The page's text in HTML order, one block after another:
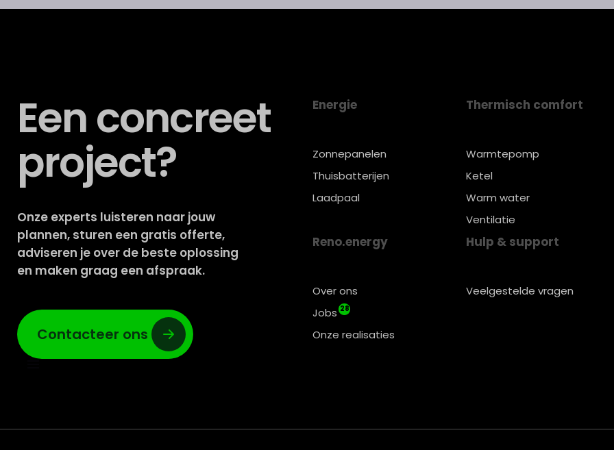
Een concreet
project?
Onze experts luisteren naar jouw
plannen, sturen een gratis offerte,
adviseren je over de beste oplossing
en maken graag een afspraak.
Contacteer ons
Energie
Zonnepanelen
Thuisbatterijen
Laadpaal
Thermisch comfort
Warmtepomp
Ketel
Warm water
Ventilatie
Reno.energy
Over ons
Jobs 28
Onze realisaties
Hulp & support
Veelgestelde vragen